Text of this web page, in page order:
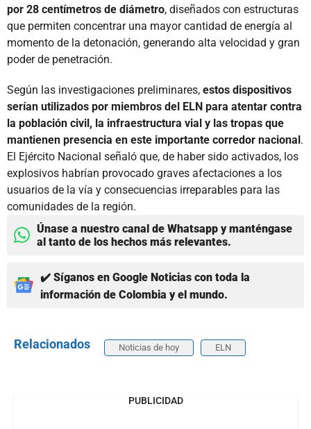
por 28 centímetros de diámetro, diseñados con estructuras
que permiten concentrar una mayor cantidad de energía al
momento de la detonación, generando alta velocidad y gran
poder de penetración.
Según las investigaciones preliminares, estos dispositivos
serían utilizados por miembros del ELN para atentar contra
la población civil, la infraestructura vial y las tropas que
mantienen presencia en este importante corredor nacional.
El Ejército Nacional señaló que, de haber sido activados, los
explosivos habrían provocado graves afectaciones a los
usuarios de la vía y consecuencias irreparables para las
comunidades de la región.
Únase a nuestro canal de Whatsapp y manténgase
al tanto de los hechos más relevantes.
✔️ Síganos en Google Noticias con toda la
información de Colombia y el mundo.
Relacionados Noticias de hoy ELN
PUBLICIDAD